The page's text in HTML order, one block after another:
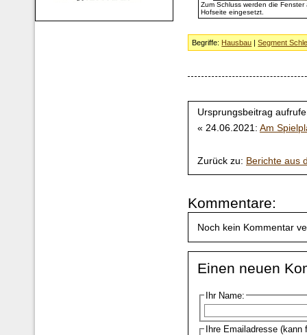
Zum Schluss werden die Fenster
Hofseite eingesetzt.
Begriffe: Hausbau |Segment
Ursprungsbeitrag
« 24.06.2021: Am
Zurück zu: Berichte aus
Kommentare:
Noch kein Kommentar
Einen neuen
Ihr Name:
Ihre Emailadresse (kann